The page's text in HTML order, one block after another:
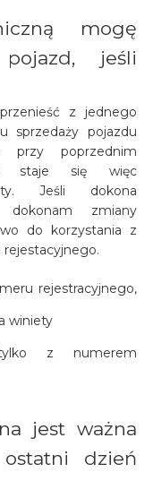
mogę
jeśli
z jednego
sprzedaży pojazdu
przy poprzednim
staje się więc
Jeśli dokona
dokonam zmiany
do korzystania z
rejestracyjnego,
winiety
z numerem
jest ważna
dzień